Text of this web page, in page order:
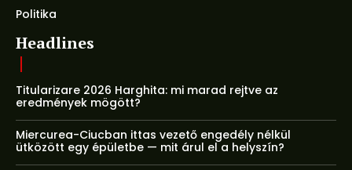
Politika
Headlines
Titularizare 2026 Harghita: mi marad rejtve az
eredmények mögött?
Miercurea-Ciucban ittas vezető engedély nélkül
ütközött egy épületbe — mit árul el a helyszín?